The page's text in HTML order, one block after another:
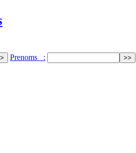
Prenoms :